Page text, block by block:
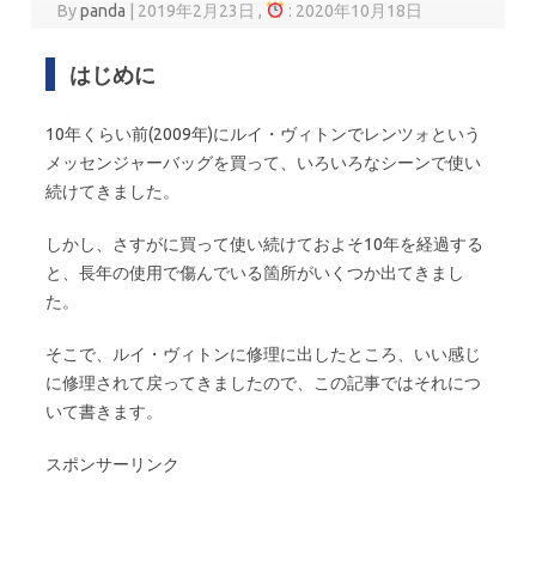
Bypanda 2019年2月23日 , : 2020年10月18日
はじめに
10年くらい前(2009年)にルイ・ヴィトンでレンツォという
メッセンジャーバッグを買って、いろいろなシーンで使い
続けてきました。
しかし、さすがに買って使い続けておよそ10年を経過する
と、長年の使用で傷んでいる箇所がいくつか出てきまし
た。
そこで、ルイ・ヴィトンに修理に出したところ、いい感じ
に修理されて戻ってきましたので、この記事ではそれにつ
いて書きます。
スポンサーリンク